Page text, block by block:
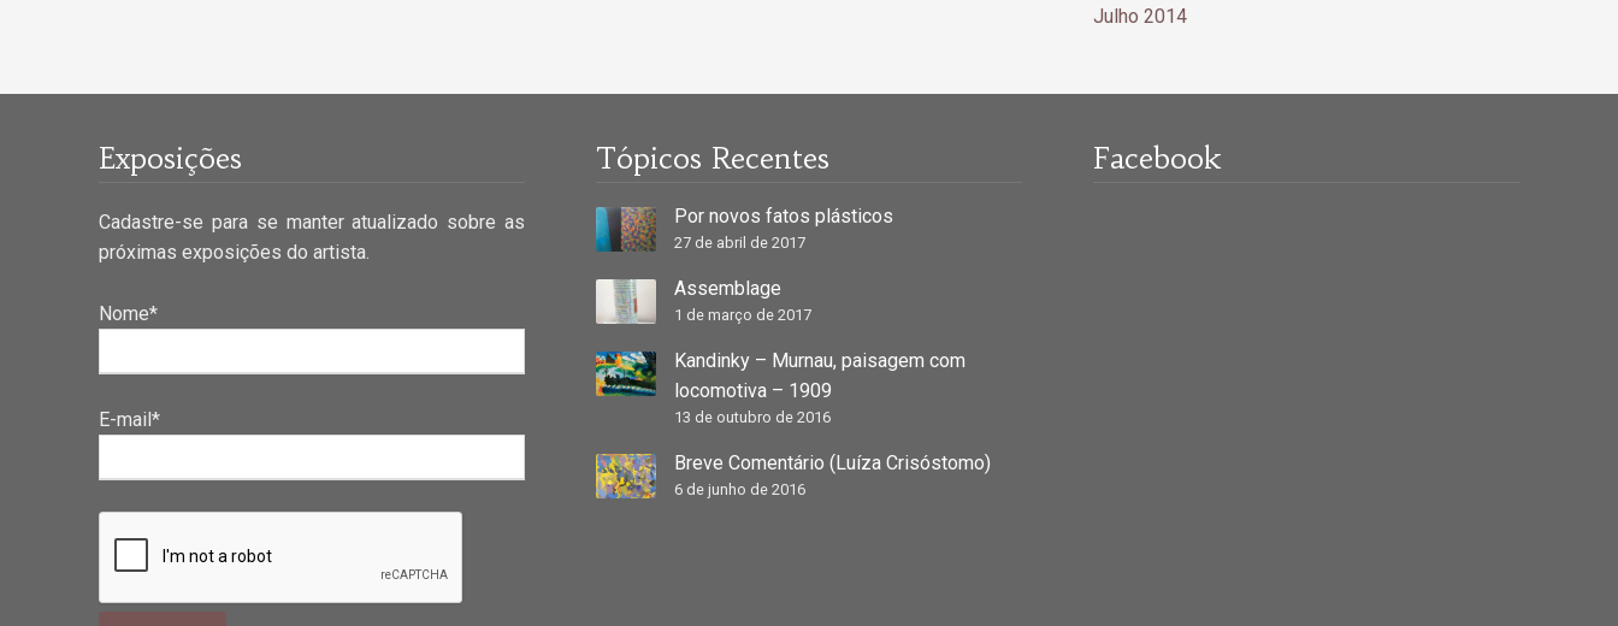
Julho 2014
Exposições
Cadastre-se para se manter atualizado sobre as
próximas exposições do artista.
Nome*
E-mail*
Tópicos Recentes
Por novos fatos plásticos
27 de abril de 2017
Assemblage
1 de março de 2017
Kandinky – Murnau, paisagem com
locomotiva – 1909
13 de outubro de 2016
Breve Comentário (Luíza Crisóstomo)
6 de junho de 2016
Facebook